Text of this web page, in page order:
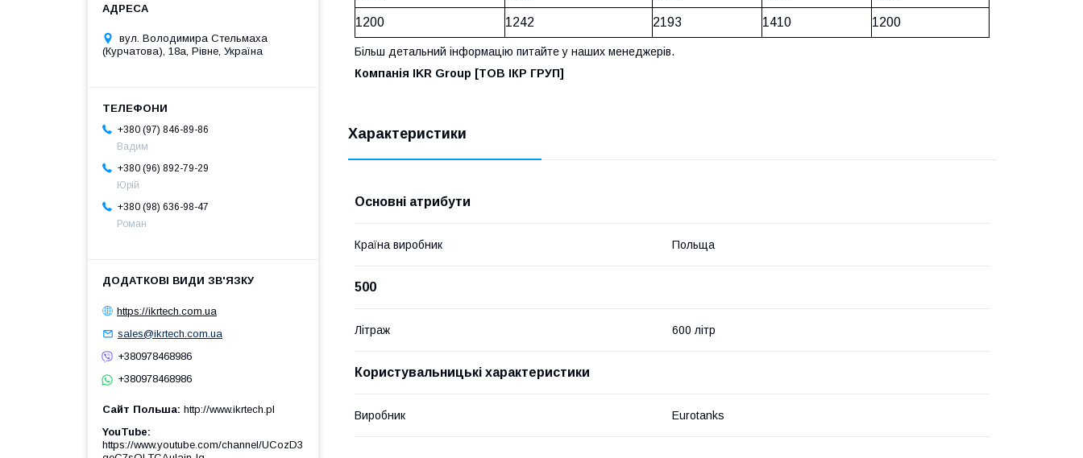
1200 1242 2193 1410 1200
Більш детальний інформацію питайте у наших менеджерів.
Компанія IKR Group [ТОВ ІКР ГРУП]
Характеристики
Основні атрибути
Країна виробник Польща
500
Літраж 600 літр
Користувальницькі характеристики
Виробник Eurotanks
вул. Володимира Стельмаха
(Курчатова), 18а, Рівне, Україна
+380 (97) 846-89-86
Вадим
+380 (96) 892-79-29
Юрій
+380 (98) 636-98-47
Роман
https://ikrtech.com.ua
sales@ikrtech.com.ua
+380978468986
+380978468986
Сайт Польша http://www.ikrtech.pl
YouTube
https://www.youtube.com/channel/UCozD3